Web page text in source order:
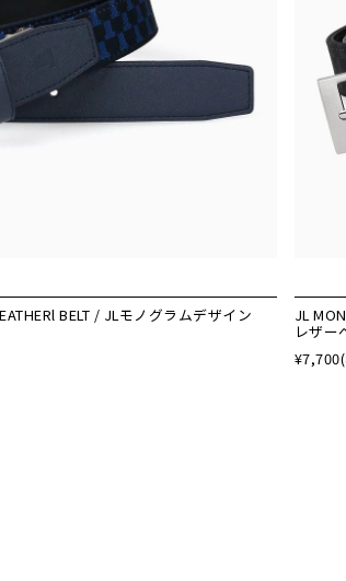
BELT / JLモノグラムデザイン JL
レザー
¥7,700